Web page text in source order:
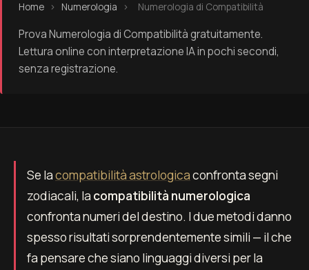
Home › Numerologia › Numerologia di Compatibilità
Prova Numerologia di Compatibilità gratuitamente.
Lettura online con interpretazione IA in pochi secondi,
senza registrazione.
Se lacompatibilità astrologicaconfronta segni
zodiacali, la compatibilità numerologica
confronta numeri del destino. I due metodi danno
spesso risultati sorprendentemente simili — il che
fa pensare che siano linguaggi diversi per la